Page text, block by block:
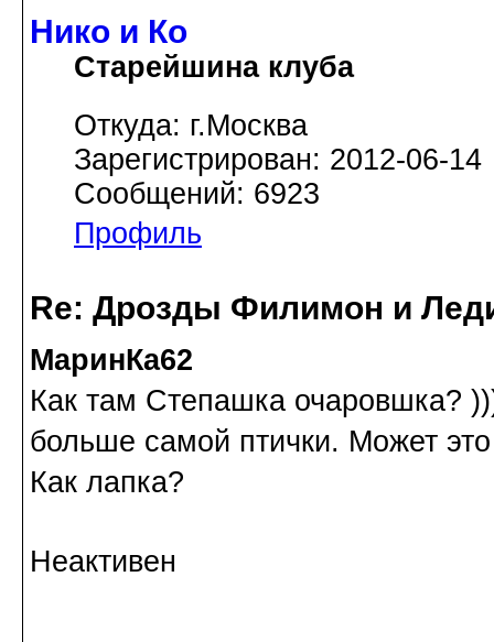
Нико и Ко
Старейшина клуба
Откуда: г.Москва
Зарегистрирован: 2012-06-14
Сообщений: 6923
Профиль
Re: Дрозды Филимон и
МаринКа62
Как там Степашка очаровшка?
больше самой птички. Может
Как лапка?
Неактивен